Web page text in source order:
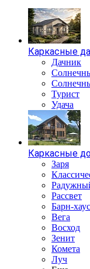
Каркасные
Дачник
Турист
Удача
Каркасные
Заря
Рассвет
Барн-хаус
Вега
Восход
Зенит
Комета
Луч